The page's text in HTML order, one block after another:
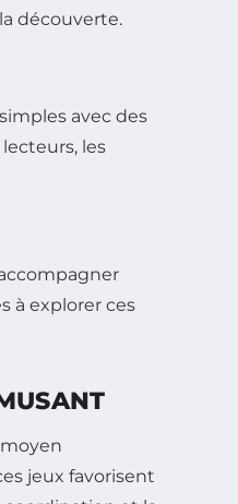
découverte.
avec des
les
à explorer ces
jeux favorisent